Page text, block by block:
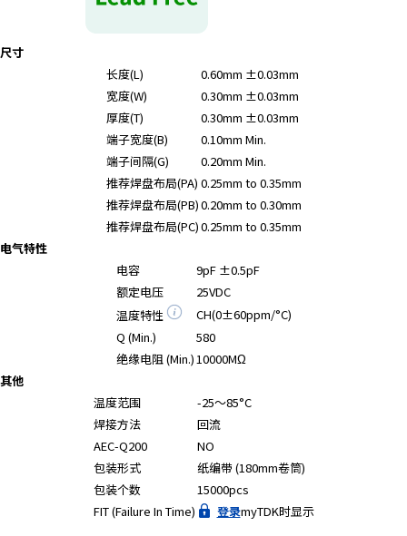
尺寸
长度(L)
0.60mm ±0.03mm
宽度(W)
0.30mm ±0.03mm
厚度(T)
0.30mm ±0.03mm
端子宽度(B)
0.10mm Min.
端子间隔(G)
0.20mm Min.
推荐焊盘布局(PA) 0.25mm to 0.35mm
推荐焊盘布局(PB)0.20mm to 0.30mm
推荐焊盘布局(PC)0.25mm to 0.35mm
电气特性
电容
9pF ±0.5pF
额定电压
25VDC
温度特性
CH(0±60ppm/°C)
Q (Min.)
580
绝缘电阻 (Min.)10000MΩ
其他
温度范围
-25～85°C
焊接方法
回流
AEC-Q200
NO
包装形式
纸编带 (180mm卷筒)
包装个数
15000pcs
FIT (Failure In Time)
登录myTDK时显示